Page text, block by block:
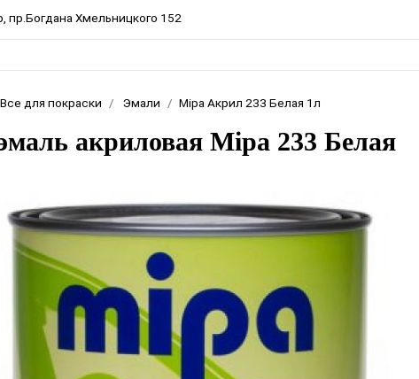
пр.Богдана Хмельницкого 152
Все для покраски Эмали Mipa Акрил 233 Белая 1л
акриловая Mipa 233 Белая